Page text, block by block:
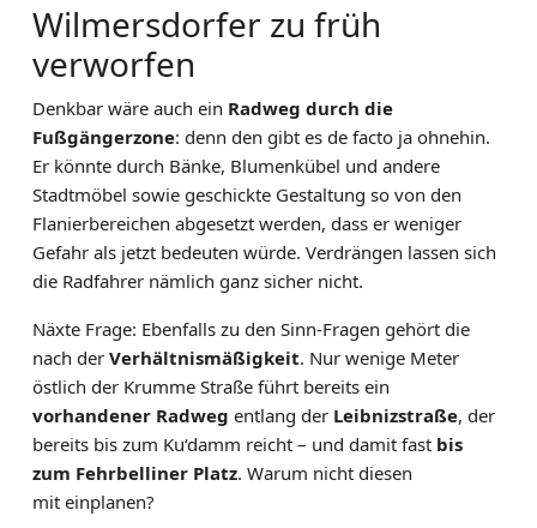
Wilmersdorfer zu früh
verworfen
Denkbar wäre auch ein Radweg durch die
Fußgängerzone: denn den gibt es de facto ja ohnehin.
Er könnte durch Bänke, Blumenkübel und andere
Stadtmöbel sowie geschickte Gestaltung so von den
Flanierbereichen abgesetzt werden, dass er weniger
Gefahr als jetzt bedeuten würde. Verdrängen lassen sich
die Radfahrer nämlich ganz sicher nicht.
Näxte Frage: Ebenfalls zu den Sinn-Fragen gehört die
nach der Verhältnismäßigkeit. Nur wenige Meter
östlich der Krumme Straße führt bereits ein
vorhandener Radweg entlang der Leibnizstraße, der
bereits bis zum Ku‘damm reicht – und damit fast bis
zum Fehrbelliner Platz. Warum nicht diesen
mit einplanen?